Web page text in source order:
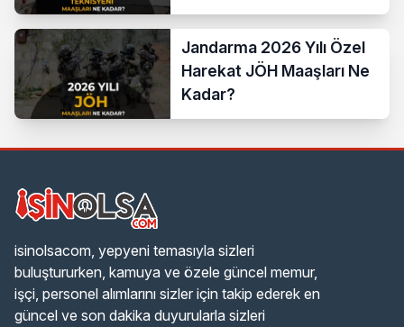
Bordro Tablosu
Jandarma 2026 Yılı Özel
Harekat JÖH Maaşları Ne
Kadar?
isinolsacom, yepyeni temasıyla sizleri
buluştururken, kamuya ve özele güncel memur,
işçi, personel alımlarını sizler için takip ederek en
güncel ve son dakika duyurularla sizleri